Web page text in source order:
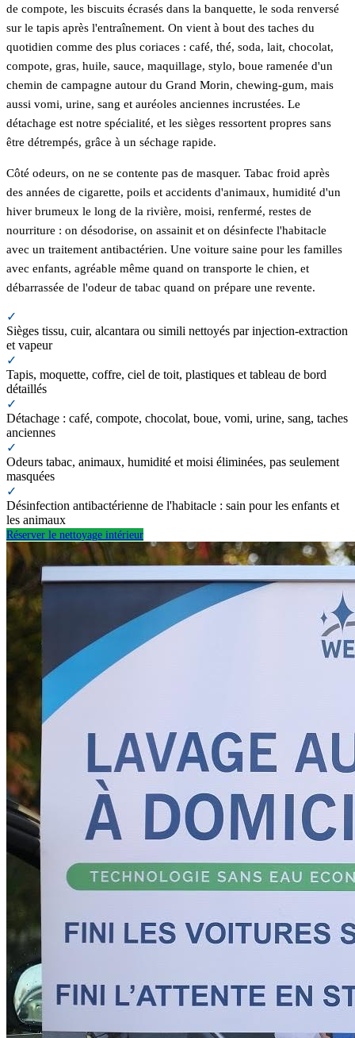
de compote, les biscuits écrasés dans la banquette, le soda renversé
sur le tapis après l'entraînement. On vient à bout des taches du
quotidien comme des plus coriaces : café, thé, soda, lait, chocolat,
compote, gras, huile, sauce, maquillage, stylo, boue ramenée d'un
chemin de campagne autour du Grand Morin, chewing-gum, mais
aussi vomi, urine, sang et auréoles anciennes incrustées. Le
détachage est notre spécialité, et les sièges ressortent propres sans
être détrempés, grâce à un séchage rapide.
Côté odeurs, on ne se contente pas de masquer. Tabac froid après
des années de cigarette, poils et accidents d'animaux, humidité d'un
hiver brumeux le long de la rivière, moisi, renfermé, restes de
nourriture : on désodorise, on assainit et on désinfecte l'habitacle
avec un traitement antibactérien. Une voiture saine pour les familles
avec enfants, agréable même quand on transporte le chien, et
débarrassée de l'odeur de tabac quand on prépare une revente.
✓
Sièges tissu, cuir, alcantara ou simili nettoyés par injection-extraction
et vapeur
✓
Tapis, moquette, coffre, ciel de toit, plastiques et tableau de bord
détaillés
✓
Détachage : café, compote, chocolat, boue, vomi, urine, sang, taches
anciennes
✓
Odeurs tabac, animaux, humidité et moisi éliminées, pas seulement
masquées
✓
Désinfection antibactérienne de l'habitacle : sain pour les enfants et
les animaux
Réserver le nettoyage intérieur